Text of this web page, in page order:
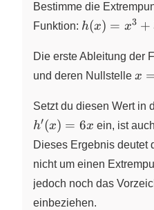
Bestimme die
Funktion: h(x)
x^{3}
+3
h(x) = x3 +
Die erste Ableitung der
und deren Nullstelle x
0
x
Setzt du diesen Wert in
h′(x) = 6x ein, ist
Dieses Ergebnis deutet
nicht um einen
jedoch noch das
einbeziehen.